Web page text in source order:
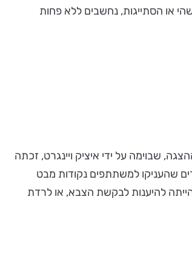
או הסתייגות, נחשבים ללא פחות
המחזה "אחד משלנו" הוא סיפור שאיננו נגמר. הוא נכתב בהשראת השירות הצבאי שלי בשטחים ועלה על במת בית לסין ב-1987. ההצגה, שבוימה על ידי איציק ויינגרט, זכתה
שהעניקו למשתתפים נקודות מבט
הברירה הייתה להיענות לבקשת הצבא, או לרדת